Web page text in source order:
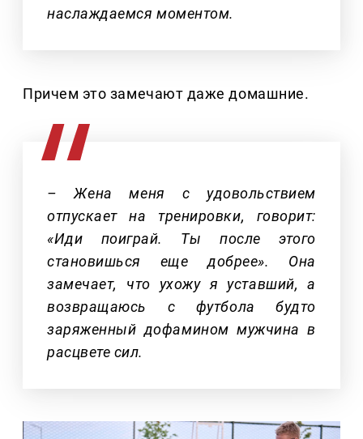
наслаждаемся моментом.
Причем это замечают даже домашние.
– Жена меня с удовольствием
отпускает на тренировки, говорит:
«Иди поиграй. Ты после этого
становишься еще добрее». Она
замечает, что ухожу я уставший, а
возвращаюсь с футбола будто
заряженный дофамином мужчина в
расцвете сил.